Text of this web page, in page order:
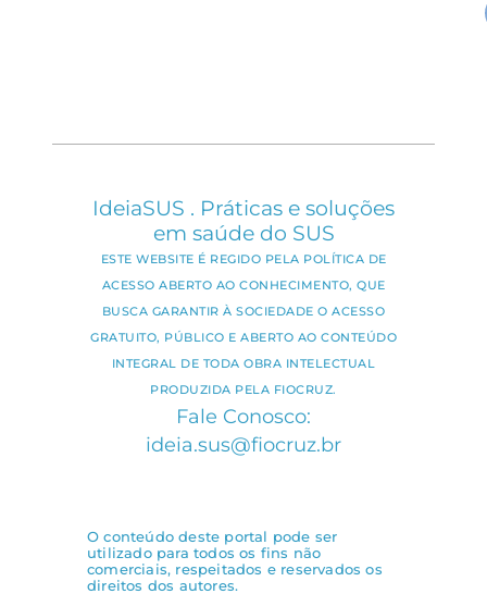
IdeiaSUS . Práticas e soluções
em saúde do SUS
ESTE WEBSITE É REGIDO PELA POLÍTICA DE
ACESSO ABERTO AO CONHECIMENTO, QUE
BUSCA GARANTIR À SOCIEDADE O ACESSO
GRATUITO, PÚBLICO E ABERTO AO CONTEÚDO
INTEGRAL DE TODA OBRA INTELECTUAL
PRODUZIDA PELA FIOCRUZ.
Fale Conosco:
ideia.sus@fiocruz.br
O conteúdo deste portal pode ser
utilizado para todos os fins não
comerciais, respeitados e reservados os
direitos dos autores.